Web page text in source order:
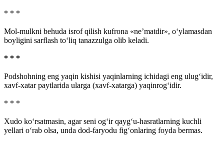
* * *
Mol-mulkni behuda isrof qilish kufrona «ne’matdir», o‘ylamasdan
boyligini sarflash to‘liq tanazzulga olib keladi.
* * *
Podshohning eng yaqin kishisi yaqinlarning ichidagi eng ulug‘idir,
xavf-xatar paytlarida ularga (xavf-xatarga) yaqinrog‘idir.
* * *
Xudo ko‘rsatmasin, agar seni og‘ir qayg‘u-hasratlarning kuchli
yellari o‘rab olsa, unda dod-faryodu fig‘onlaring foyda bermas.